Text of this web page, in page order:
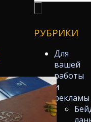
РУБРИКИ
Для
вашей
работы
и
рекламы